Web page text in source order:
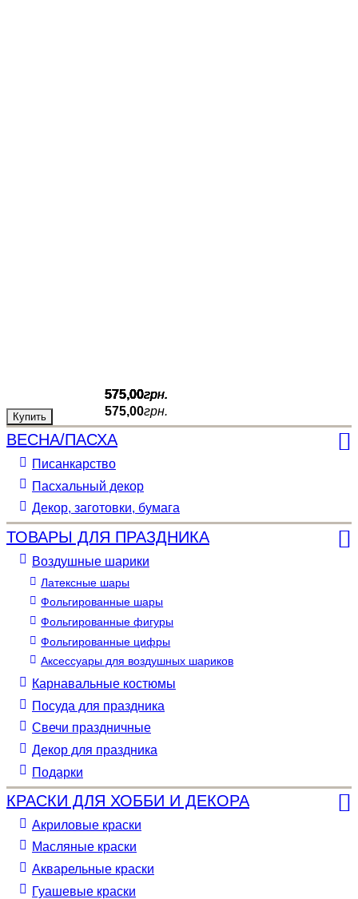
575,00грн.
Купить
575,00грн.
Купить
575,00грн.
Купить
575,00грн.
Купить
575,00грн.
Купить 575,00грн.
ВЕСНА/ПАСХА
Писанкарство
Пасхальный декор
Декор, заготовки, бумага
ТОВАРЫ ДЛЯ ПРАЗДНИКА
Воздушные шарики
Латексные шары
Фольгированные шары
Фольгированные фигуры
Фольгированные цифры
Аксессуары для воздушных шариков
Карнавальные костюмы
Посуда для праздника
Свечи праздничные
Декор для праздника
Подарки
КРАСКИ ДЛЯ ХОББИ И ДЕКОРА
Акриловые краски
Масляные краски
Акварельные краски
Гуашевые краски